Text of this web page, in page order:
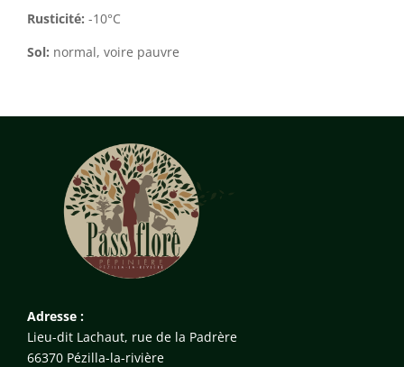
Rusticité: -10°C
Sol: normal, voire pauvre
Adresse :
Lieu-dit Lachaut, rue de la Padrère
66370 Pézilla-la-rivière